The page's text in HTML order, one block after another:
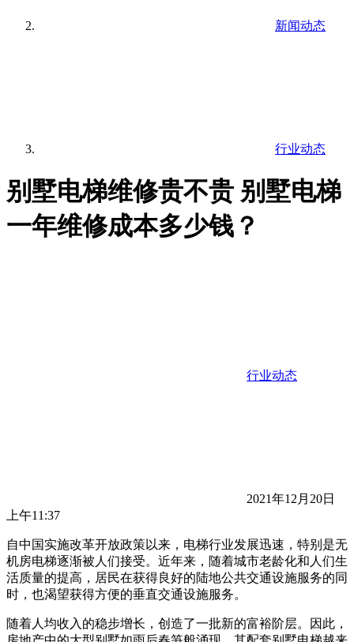
新闻动态
行业动态
别墅电梯维修贵不贵 别墅电梯
一年维修成本多少钱？
行业动态
2021年12月20日
上午11:37
自中国实施改革开放政策以来，电梯行业发展迅速，特别是无
机房电梯逐渐被人们接受。近年来，随着城市老龄化和人们生
活质量的提高，居民在获得良好的陆地公共交通设施服务的同
时，也渴望获得方便的垂直交通设施服务。
随着人均收入的稳步增长，创造了一批新的富裕阶层。因此，